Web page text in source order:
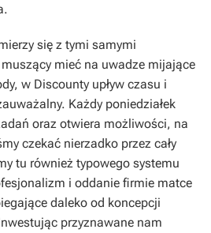
się z tymi samymi
mieć na uwadze mijające
w Discounty upływ czasu i
Każdy poniedziałek
oraz otwiera możliwości, na
czekać nierzadko przez cały
tu również typowego systemu
i oddanie firmie matce
daleko od koncepcji
przyznawane nam